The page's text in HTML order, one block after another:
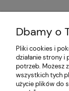
Opinie o
Informacje
Dbamy o
Pliki cookies i
działanie strony
potrzeb. Możesz
wszystkich tych
użycie plików do